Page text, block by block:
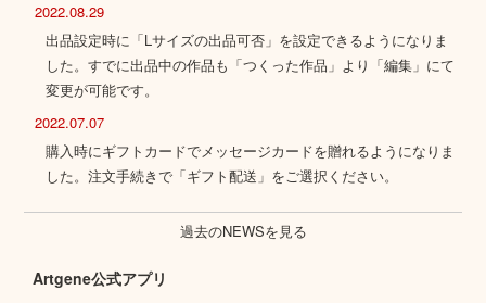
2022.08.29
出品設定時に「Lサイズの出品可否」を設定できるようになりま
した。すでに出品中の作品も「つくった作品」より「編集」にて
変更が可能です。
2022.07.07
購入時にギフトカードでメッセージカードを贈れるようになりま
した。注文手続きで「ギフト配送」をご選択ください。
過去のNEWSを見る
Artgene公式アプリ